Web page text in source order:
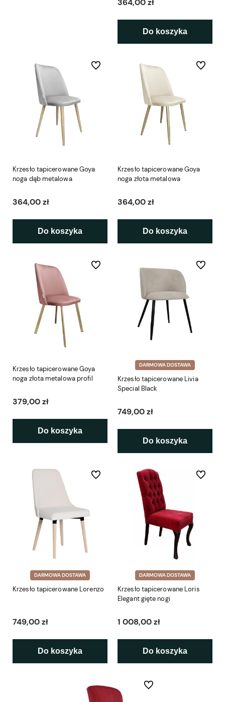
364,00 zł
Do koszyka
Krzesło tapicerowane Goya
noga dąb metalowa
364,00 zł
Do koszyka
Do ulubionych
Krzesło tapicerowane Goya
noga złota metalowa
364,00 zł
Do koszyka
Do
Krzesło tapicerowane Goya
noga złota metalowa profil
379,00 zł
Do koszyka
Do ulubionych
DARMOWA DOSTAWA
Krzesło tapicerowane Livia
Special Black
749,00 zł
Do koszyka
Do
DARMOWA DOSTAWA
Krzesło tapicerowane Lorenzo
749,00 zł
Do koszyka
Do ulubionych
DARMOWA DOSTAWA
Krzesło tapicerowane Loris
Elegant gięte nogi
1 008,00 zł
Do koszyka
Do
Do ulubionych